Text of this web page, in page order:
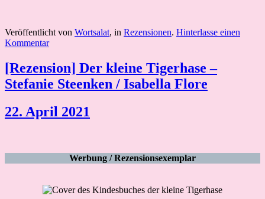
Veröffentlicht von Wortsalat, in Rezensionen. Hinterlasse einen
Kommentar
[Rezension] Der kleine Tigerhase –
Stefanie Steenken / Isabella Flore
22. April 2021
Werbung / Rezensionsexemplar